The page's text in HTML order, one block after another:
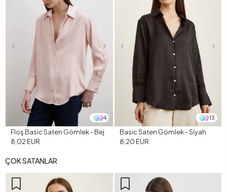
4
Floş Basic Saten Gömlek - Bej
8,02 EUR
13
Basic Saten Gömlek - Siyah
8,20 EUR
ÇOK SATANLAR